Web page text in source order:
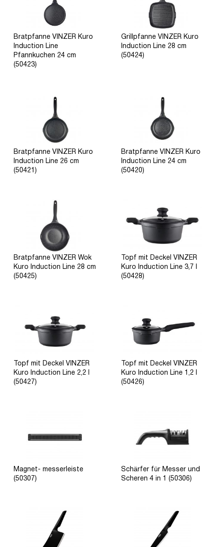
Bratpfanne VINZER Kuro
Induction Line
Pfannkuchen 24 cm
(50423)
Grillpfanne VINZER Kuro
Induction Line 28 cm
(50424)
Bratpfanne VINZER Kuro
Induction Line 26 cm
(50421)
Bratpfanne VINZER Kuro
Induction Line 24 cm
(50420)
Bratpfanne VINZER Wok
Kuro Induction Line 28 cm
(50425)
Topf mit Deckel VINZER
Kuro Induction Line 3,7 l
(50428)
Topf mit Deckel VINZER
Kuro Induction Line 2,2 l
(50427)
Topf mit Deckel VINZER
Kuro Induction Line 1,2 l
(50426)
Magnet- messerleiste
(50307)
Schärfer für Messer und
Scheren 4 in 1 (50306)